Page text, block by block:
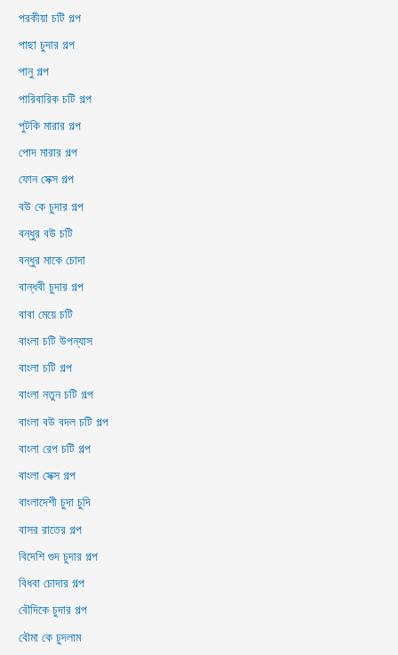
পরকীয়া চটি গল্প
পাছা চুদার গল্প
পানু গল্প
পারিবারিক চটি গল্প
পুটকি মারার গল্প
পোদ মারার গল্প
ফোন সেক্স গল্প
বউ কে চুদার গল্প
বন্ধুর বউ চটি
বন্ধুর মাকে চোদা
বান্ধবী চুদার গল্প
বাবা মেয়ে চটি
বাংলা চটি উপন্যাস
বাংলা চটি গল্প
বাংলা নতুন চটি গল্প
বাংলা বউ বদল চটি গল্প
বাংলা রেপ চটি গল্প
বাংলা সেক্স গল্প
বাংলাদেশী চুদা চুদি
বাসর রাতের গল্প
বিদেশি গুদ চুদার গল্প
বিধবা চোদার গল্প
বৌদিকে চুদার গল্প
বৌমা কে চুদলাম